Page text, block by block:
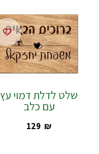
שלט לדלת דמוי עץ
עם כלב
‎129 ₪